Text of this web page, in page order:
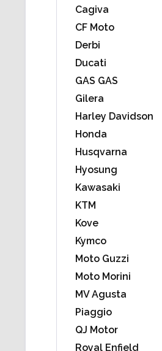
Cagiva
CF Moto
Derbi
Ducati
GAS GAS
Gilera
Harley Davidson
Honda
Husqvarna
Hyosung
Kawasaki
KTM
Kove
Kymco
Moto Guzzi
Moto Morini
MV Agusta
Piaggio
QJ Motor
Royal Enfield